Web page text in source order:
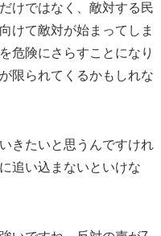
けではなく、敵対する民
けて敵対が始まってしま
危険にさらすことになり
限られてくるかもしれな
きたいと思うんですけれ
追い込まないといけな